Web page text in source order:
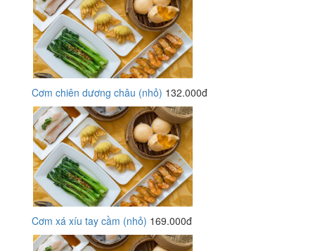
Cơm chiên dương châu (nhỏ) 132.000đ
Cơm xá xíu tay cầm (nhỏ) 169.000đ